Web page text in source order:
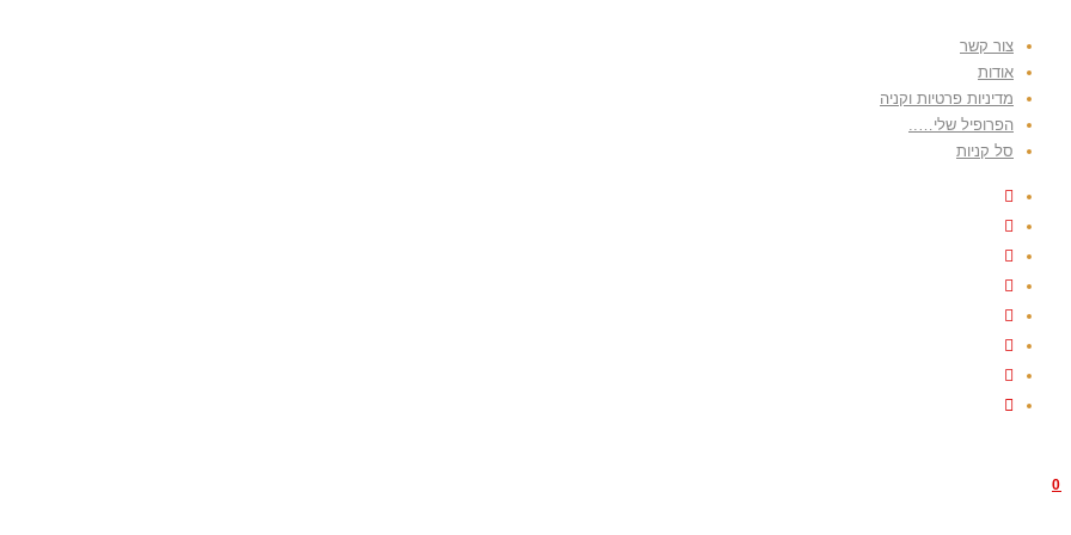
צור קשר
אודות
מדיניות פרטיות וקניה
הפרופיל שלי…..
סל קניות
0